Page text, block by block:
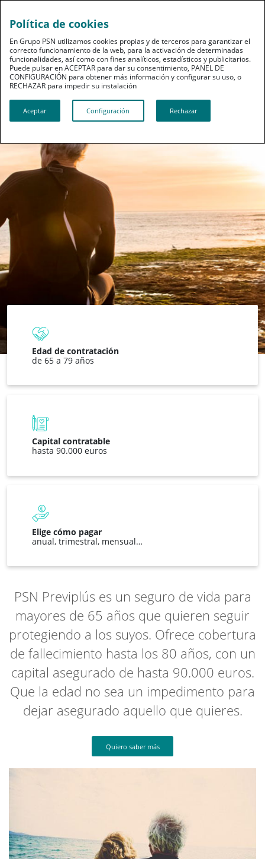
PSN Previplús
Seguro de vida para mayores de 65 años
Edad de contratación
de 65 a 79 años
Capital contratable
hasta 90.000 euros
Elige cómo pagar
anual, trimestral, mensual…
PSN Previplús es un seguro de vida para
mayores de 65 años que quieren seguir
protegiendo a los suyos. Ofrece cobertura
de fallecimiento hasta los 80 años, con un
capital asegurado de hasta 90.000 euros.
Que la edad no sea un impedimento para
dejar asegurado aquello que quieres.
Quiero saber más
Política de cookies
En Grupo PSN utilizamos cookies propias y de terceros para garantizar el
correcto funcionamiento de la web, para la activación de determinadas
funcionalidades, así como con fines analíticos, estadísticos y publicitarios.
Puede pulsar en ACEPTAR para dar su consentimiento, PANEL DE
CONFIGURACIÓN para obtener más información y configurar su uso, o
RECHAZAR para impedir su instalación​​​​​​​
Aceptar Configuración Rechazar